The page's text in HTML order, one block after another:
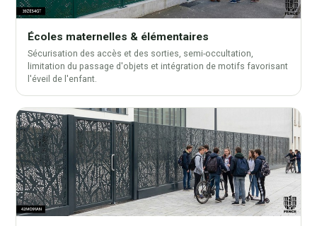
Écoles maternelles & élémentaires
Sécurisation des accès et des sorties, semi-occultation,
limitation du passage d'objets et intégration de motifs favorisant
l'éveil de l'enfant.